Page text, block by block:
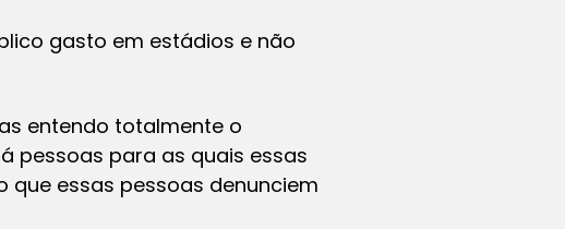
gasto em estádios e não
entendo totalmente o
pessoas para as quais essas
essas pessoas denunciem